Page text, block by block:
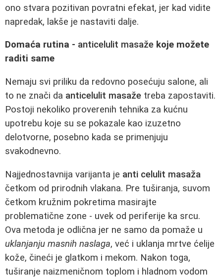
ono stvara pozitivan povratni efekat, jer kad vidite
napredak, lakše je nastaviti dalje.
Domaća rutina - anticelulit masaže koje možete
raditi same
Nemaju svi priliku da redovno posećuju salone, ali
to ne znači da anticelulit masaže treba zapostaviti.
Postoji nekoliko proverenih tehnika za kućnu
upotrebu koje su se pokazale kao izuzetno
delotvorne, posebno kada se primenjuju
svakodnevno.
Najjednostavnija varijanta je anti celulit masaža
četkom od prirodnih vlakana. Pre tuširanja, suvom
četkom kružnim pokretima masirajte
problematične zone - uvek od periferije ka srcu.
Ova metoda je odlična jer ne samo da pomaže u
uklanjanju masnih naslaga, već i uklanja mrtve ćelije
kože, čineći je glatkom i mekom. Nakon toga,
tuširanje naizmeničnom toplom i hladnom vodom